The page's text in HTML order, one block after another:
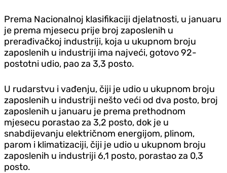
Prema Nacionalnoj klasifikaciji djelatnosti, u januaru
je prema mjesecu prije broj zaposlenih u
prerađivačkoj industriji, koja u ukupnom broju
zaposlenih u industriji ima najveći, gotovo 92-
postotni udio, pao za 3,3 posto.
U rudarstvu i vađenju, čiji je udio u ukupnom broju
zaposlenih u industriji nešto veći od dva posto, broj
zaposlenih u januaru je prema prethodnom
mjesecu porastao za 3,2 posto, dok je u
snabdijevanju električnom energijom, plinom,
parom i klimatizaciji, čiji je udio u ukupnom broju
zaposlenih u industriji 6,1 posto, porastao za 0,3
posto.